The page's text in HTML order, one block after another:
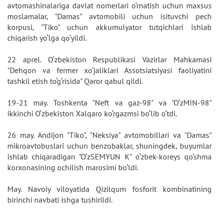
avtomashinalariga davlat nomerlari o‘rnatish uchun maxsus
moslamalar, "Damas" avtomobili uchun isituvchi pech
korpusi, "Tiko" uchun akkumulyator tutqichlari ishlab
chiqarish yo‘lga qo‘yildi.
22 aprel. O‘zbekiston Respublikasi Vazirlar Mahkamasi
"Dehqon va fermer xo‘jaliklari Assotsiatsiyasi faoliyatini
tashkil etish to‘g‘risida" Qaror qabul qildi.
19-21 may. Toshkenta "Neft va gaz-98" va "O‘zMIN-98"
ikkinchi O‘zbekiston Xalqaro ko‘rgazmsi bo‘lib o‘tdi.
26 may. Andijon "Tiko", "Neksiya" avtomobillari va "Damas"
mikroavtobuslari uchun benzobaklar, shuningdek, buyumlar
ishlab chiqaradigan "O‘zSEMYUN K" o‘zbek-koreys qo‘shma
korxonasining ochilish marosimi bo‘ldi.
May. Navoiy viloyatida Qizilqum fosforit kombinatining
birinchi navbati ishga tushirildi.